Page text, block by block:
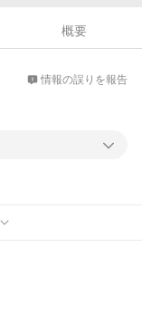
概要
情報の誤りを報告